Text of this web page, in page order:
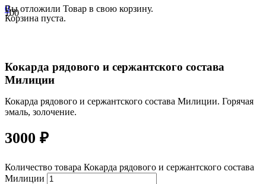
0
Вы отложили Товар в свою корзину.
Корзина пуста.
Кокарда рядового и сержантского состава
Милиции
Кокарда рядового и сержантского состава Милиции. Горячая
эмаль, золочение.
3000 ₽
Количество товара Кокарда рядового и сержантского состава
Милиции